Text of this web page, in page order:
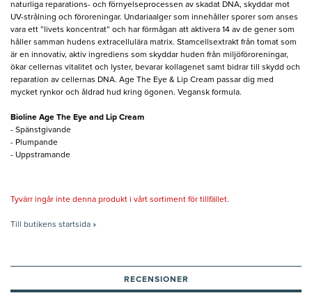
naturliga reparations- och förnyelseprocessen av skadat DNA, skyddar mot
UV-strålning och föroreningar. Undariaalger som innehåller sporer som anses
vara ett ”livets koncentrat” och har förmågan att aktivera 14 av de gener som
håller samman hudens extracellulära matrix. Stamcellsextrakt från tomat som
är en innovativ, aktiv ingrediens som skyddar huden från miljöföroreningar,
ökar cellernas vitalitet och lyster, bevarar kollagenet samt bidrar till skydd och
reparation av cellernas DNA. Age The Eye & Lip Cream passar dig med
mycket rynkor och åldrad hud kring ögonen. Vegansk formula.
Bioline Age The Eye and Lip Cream
- Spänstgivande
- Plumpande
- Uppstramande
Tyvärr ingår inte denna produkt i vårt sortiment för tillfället.
Till butikens startsida »
RECENSIONER